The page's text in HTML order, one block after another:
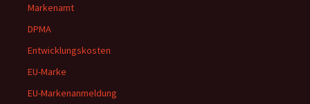
Markenamt
DPMA
Entwicklungskosten
EU-Marke
EU-Markenanmeldung